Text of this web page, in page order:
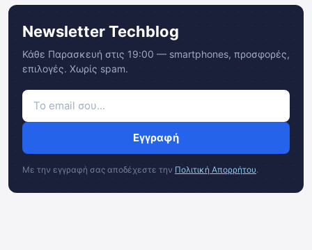
Newsletter Techblog
Κάθε Παρασκευή στις 19:00 — smartphones, προσφορές,
επιλογές. Χωρίς spam.
Εγγραφή
Με την εγγραφή σας αποδέχεστε την Πολιτική Απορρήτου.